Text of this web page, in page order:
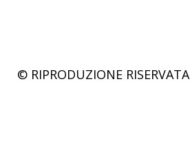
© RIPRODUZIONE RISERVATA